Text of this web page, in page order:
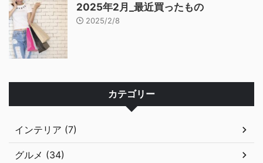
2025年2月_最近買ったもの
2025/2/8
カテゴリー
インテリア (7)
グルメ (34)